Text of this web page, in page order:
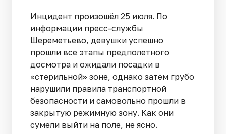
Инцидент произошёл 25 июля. По
информации пресс-службы
Шереметьево, девушки успешно
прошли все этапы предполетного
досмотра и ожидали посадки в
«стерильной» зоне, однако затем грубо
нарушили правила транспортной
безопасности и самовольно прошли в
закрытую режимную зону. Как они
сумели выйти на поле, не ясно.